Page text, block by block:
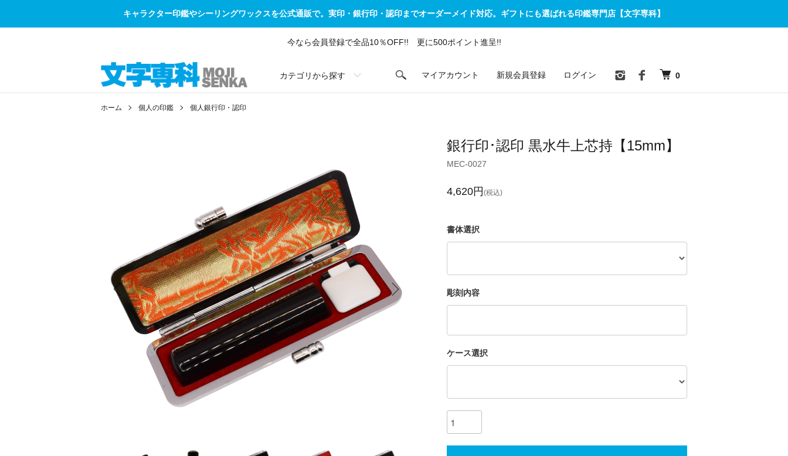
キャラクター印鑑やシーリングワックスを公式通販で。実印・銀行印・認印までオーダーメイド対応。ギフトにも選ばれる印鑑専門店【文字専科】
今なら会員登録で全品10％OFF!! 更に500ポイント進呈!!
カテゴリから探す マイアカウント 新規会員登録 ログイン 0
ホーム 個人の印鑑 個人銀行印・認印
銀行印･認印 黒水牛上芯持【15mm】
MEC-0027
4,620円 (税込)
書体選択
彫刻内容
ケース選択